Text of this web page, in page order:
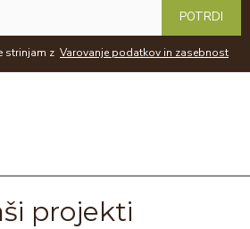
POTRDI
strinjam z Varovanje podatkov in zasebnost
projekti